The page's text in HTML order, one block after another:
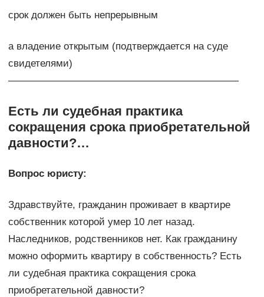
срок должен быть непрерывным
а владение открытым (подтверждается на суде
свидетелями)
———————————————————————
Есть ли судебная практика
сокращения срока приобретательной
давности?…
Вопрос юристу:
Здравствуйте, гражданин проживает в квартире
собственник которой умер 10 лет назад.
Наследников, родственников нет. Как гражданину
можно оформить квартиру в собственность? Есть
ли судебная практика сокращения срока
приобретательной давности?